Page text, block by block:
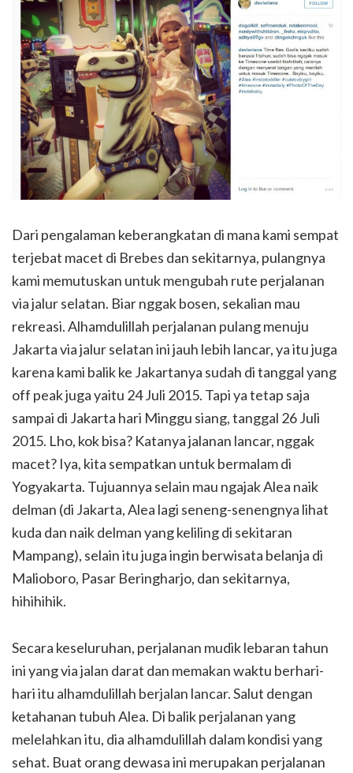
Dari pengalaman keberangkatan di mana kami sempat
terjebat macet di Brebes dan sekitarnya, pulangnya
kami memutuskan untuk mengubah rute perjalanan
via jalur selatan. Biar nggak bosen, sekalian mau
rekreasi. Alhamdulillah perjalanan pulang menuju
Jakarta via jalur selatan ini jauh lebih lancar, ya itu juga
karena kami balik ke Jakartanya sudah di tanggal yang
off peak juga yaitu 24 Juli 2015. Tapi ya tetap saja
sampai di Jakarta hari Minggu siang, tanggal 26 Juli
2015. Lho, kok bisa? Katanya jalanan lancar, nggak
macet? Iya, kita sempatkan untuk bermalam di
Yogyakarta. Tujuannya selain mau ngajak Alea naik
delman (di Jakarta, Alea lagi seneng-senengnya lihat
kuda dan naik delman yang keliling di sekitaran
Mampang), selain itu juga ingin berwisata belanja di
Malioboro, Pasar Beringharjo, dan sekitarnya,
hihihihik.
Secara keseluruhan, perjalanan mudik lebaran tahun
ini yang via jalan darat dan memakan waktu berhari-
hari itu alhamdulillah berjalan lancar. Salut dengan
ketahanan tubuh Alea. Di balik perjalanan yang
melelahkan itu, dia alhamdulillah dalam kondisi yang
sehat. Buat orang dewasa ini merupakan perjalanan